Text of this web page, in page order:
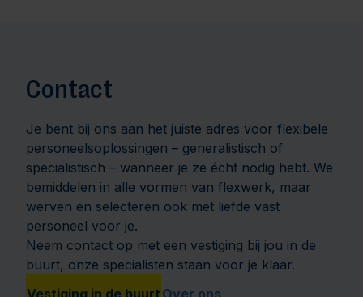
Contact
Je bent bij ons aan het juiste adres voor flexibele
personeelsoplossingen – generalistisch of
specialistisch – wanneer je ze écht nodig hebt. We
bemiddelen in alle vormen van flexwerk, maar
werven en selecteren ook met liefde vast
personeel voor je.
Neem contact op met een vestiging bij jou in de
buurt, onze specialisten staan voor je klaar.
Vestiging in de buurt Over ons